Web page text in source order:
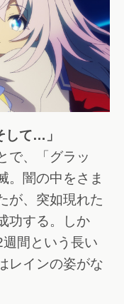
して…」
で、「グラッ
。闇の中をさま
が、突如現れた
功する。しか
間という長い
レインの姿がな